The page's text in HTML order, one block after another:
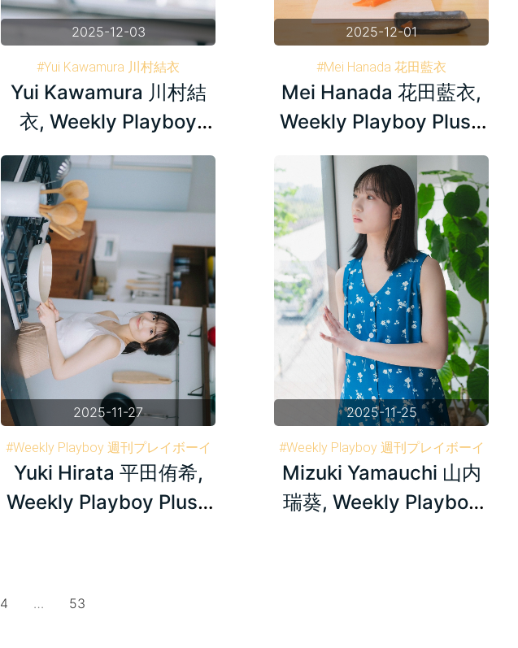
2025-12-03
#Yui Kawamura 川村結衣
#Weekly Playboy 週刊プレイボーイ
#AKB48
Yui Kawamura 川村結
衣, Weekly Playboy
Plus+ 2024.06.17
2025-12-01
#Mei Hanada 花田藍衣
#Weekly Playboy 週刊プレイボーイ
#AKB48
Mei Hanada 花田藍衣,
Weekly Playboy Plus+
2024.05.13
2025-11-27
#Weekly Playboy 週刊プレイボーイ
#Yuki Hirata 平田侑希 #AKB48
Yuki Hirata 平田侑希,
Weekly Playboy Plus+
2025-11-25
#Weekly Playboy 週刊プレイボーイ
#Mizuki Yamauchi 山内瑞葵
#AKB48
Mizuki Yamauchi 山内
瑞葵, Weekly Playboy
4 … 53